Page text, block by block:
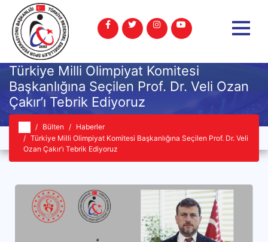
Türkiye Milli Olimpiyat Komitesi
Başkanlığına Seçilen Prof. Dr. Veli Ozan
Çakır’ı Tebrik Ediyoruz
Bülten
Haberler
Türkiye Milli Olimpiyat Komitesi Başkanlığına Seçilen Prof. Dr. Veli
Ozan Çakır’ı Tebrik Ediyoruz